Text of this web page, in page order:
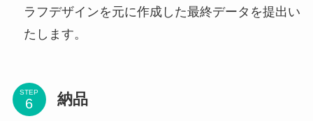
ラフデザインを元に作成した最終データを提出い
たします。
STEP 納品